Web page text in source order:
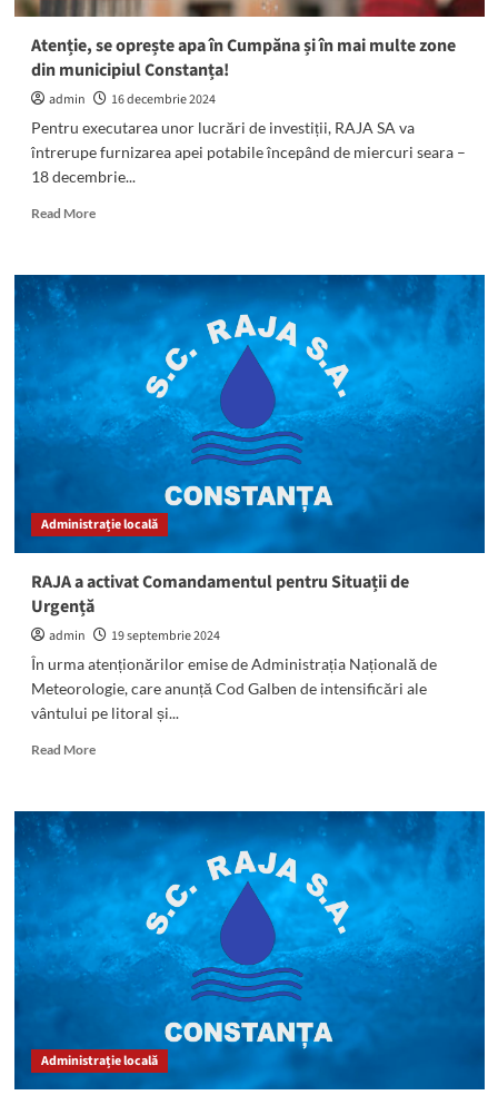
Corbu
Atenție, se oprește apa în Cumpăna și în mai multe zone
din municipiul Constanța!
admin
16 decembrie 2024
Pentru executarea unor lucrări de investiții, RAJA SA va
întrerupe furnizarea apei potabile începând de miercuri seara –
18 decembrie...
Read MoreRead
Atenție,
în
Cumpăna
în
mai
municipiul
Administrație locală
RAJA a activat Comandamentul pentru Situații de
Urgență
admin
19 septembrie 2024
În urma atenționărilor emise de Administrația Națională de
Meteorologie, care anunță Cod Galben de intensificări ale
vântului pe litoral și...
Read MoreRead
RAJA
Comandamentul
pentru
Urgență
Administrație locală